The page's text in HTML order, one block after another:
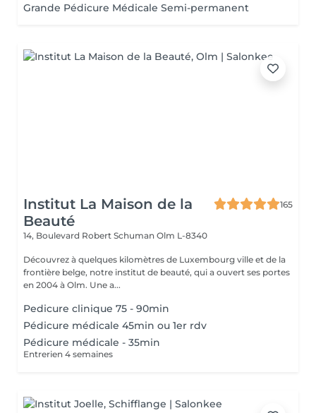
Grande Pédicure Médicale Semi-permanent
Institut La Maison de la
Beauté
165
14, Boulevard Robert Schuman Olm L-8340
Découvrez à quelques kilomètres de Luxembourg ville et de la
frontière belge, notre institut de beauté, qui a ouvert ses portes
en 2004 à Olm. Une a...
Pedicure clinique 75 - 90min
Pédicure médicale 45min ou 1er rdv
Pédicure médicale - 35min
Entrerien 4 semaines